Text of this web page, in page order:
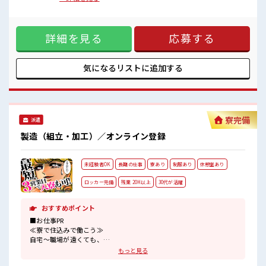
髪型自由な職場！
20代の若い世代がたくさん活躍中の活気ある職場！
し、燃料漏れのないよう丁寧な作業が求められます。また、
最終工程では完成したタンクに対して、寸法測定や外観検
査、密閉性のチェックなど品質面での検査を実施し、不良の
ない状態での出荷を目指します。工程ごとに決められた手順
を確実にこなすことが求められ、ものづくりに興味のある方
や、細かな作業に集中して取り組める方に適したお仕事で
ンサー部品・フィルター類・キャップ・パイプ類など ■お仕
事PR ≪残業多めでがっつり稼ぐ≫ 高収入を希望される方にオ
ススメ。 残業は月20時間以上あります♪ ≪髪色自由で自分ら
しく働く≫ 明るすぎたり奇抜でなければ基本的に自由！ (規
定有)≪動きやすい制服アリ≫ 制服があるので、 毎日の服装
の悩み解消♪ ≪未経験でも活躍できる≫ 新しいことにチャレ
ンジするのは不安だけど、 しっかり働く環境が整っていま
す！ イチからスキルUP・ステップUP目指していきましょ
う！ ≪様々なお仕事をご提案≫ 一人で悩まず気軽に相談でき
る、 派遣のお仕事です！ ■職場の雰囲気 『少人数』だからコ
ミュニケーションも取りやすい？ 髪型にこだわりのあるアナ
中の活気ある職場！
詳細を見る 応募する
気になるリストに追加する
派遣
製造（組立・加工）／オンライン登録
寮完備
未経験者OK 長期の仕事 寮あり 制服あり 休憩室あり
ロッカー完備 残業 20H以上 30代が活躍
おすすめポイント
■お仕事PR
≪寮で住込みで働こう≫
自宅～職場が遠くても、
興味があれば安心して応募できちゃう！
もっと見る